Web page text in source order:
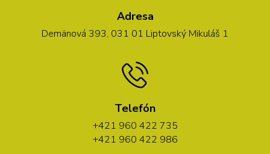
Adresa
Demänová 393, 031 01 Liptovský Mikuláš 1
Telefón
+421 960 422 735
+421 960 422 986